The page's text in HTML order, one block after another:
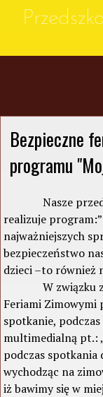
Bezpieczne
programu
Nasze
realizuje program:”
najważniejszych
bezpieczeństwo
dzieci –to również
W związku z
Feriami Zimowymi
spotkanie,
multimedialną pt.:
podczas spotkania
wychodząc na
iż bawimy się w